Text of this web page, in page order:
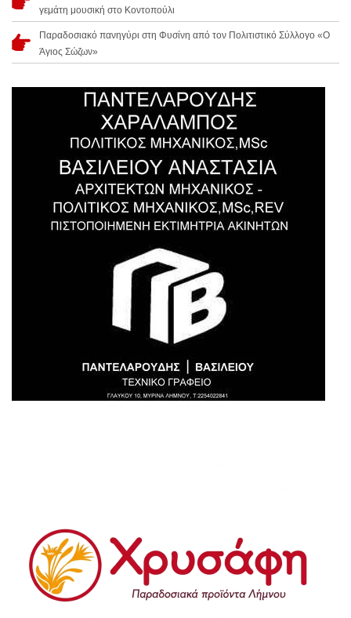
γεμάτη μουσική στο Κοντοπούλι
Παραδοσιακό πανηγύρι στη Φυσίνη από τον Πολιτιστικό Σύλλογο «Ο
Άγιος Σώζων»